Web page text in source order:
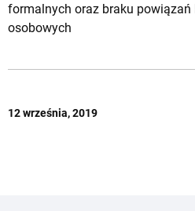
formalnych oraz braku powiązań
osobowych
12 września, 2019